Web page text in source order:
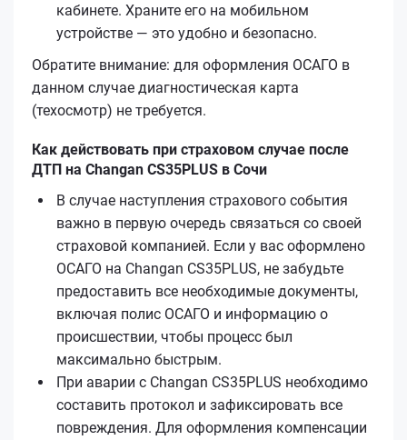
кабинете. Храните его на мобильном
устройстве — это удобно и безопасно.
Обратите внимание: для оформления ОСАГО в
данном случае диагностическая карта
(техосмотр) не требуется.
Как действовать при страховом случае после
ДТП на Changan CS35PLUS в Сочи
В случае наступления страхового события
важно в первую очередь связаться со своей
страховой компанией. Если у вас оформлено
ОСАГО на Changan CS35PLUS, не забудьте
предоставить все необходимые документы,
включая полис ОСАГО и информацию о
происшествии, чтобы процесс был
максимально быстрым.
При аварии с Changan CS35PLUS необходимо
составить протокол и зафиксировать все
повреждения. Для оформления компенсации